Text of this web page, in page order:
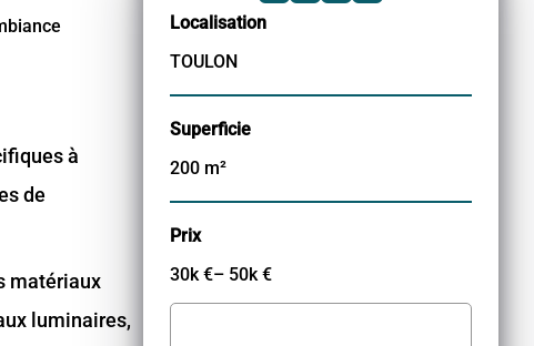
à
de
matériaux
luminaires,
Localisation
TOULON
Superficie
200 m²
Prix
30k €– 50k €